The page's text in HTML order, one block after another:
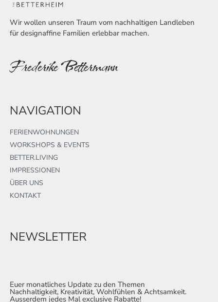
Wir wollen unseren Traum vom nachhaltigen Landleben
für designaffine Familien erlebbar machen.
Frederike Bettermann
NAVIGATION
FERIENWOHNUNGEN
WORKSHOPS & EVENTS
BETTER.LIVING
IMPRESSIONEN
ÜBER UNS
KONTAKT
NEWSLETTER
Euer monatliches Update zu den Themen
Nachhaltigkeit, Kreativität, Wohlfühlen & Achtsamkeit.
Ausserdem jedes Mal exclusive Rabatte!